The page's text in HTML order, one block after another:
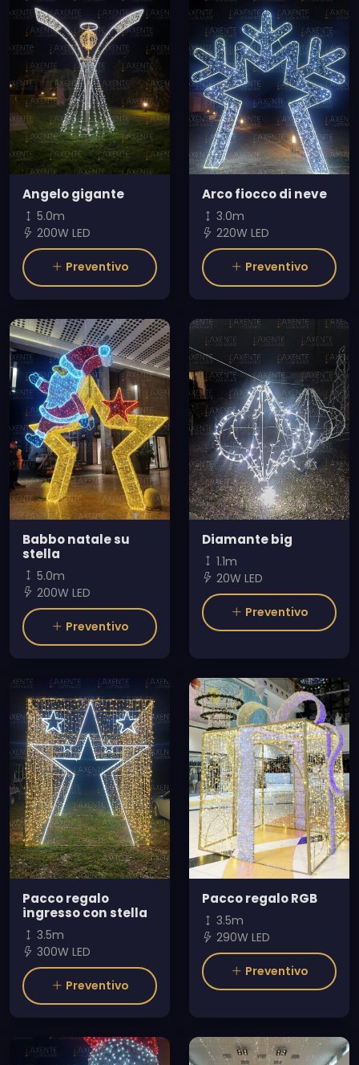
Angelo gigante
5.0m
200W LED
Preventivo
Arco fiocco di neve
3.0m
220W LED
Preventivo
Babbo natale su
stella
5.0m
200W LED
Preventivo
Diamante big
1.1m
20W LED
Preventivo
Pacco regalo
ingresso con stella
3.5m
300W LED
Preventivo
Pacco regalo RGB
3.5m
290W LED
Preventivo